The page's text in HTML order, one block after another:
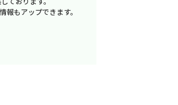
もアップできます。